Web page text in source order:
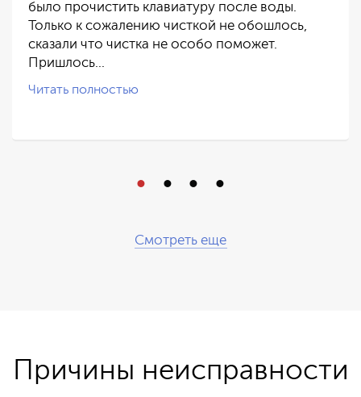
было прочистить клавиатуру после воды.
Только к сожалению чисткой не обошлось,
сказали что чистка не особо поможет.
Пришлось…
Читать полностью
Смотреть еще
Причины неисправности